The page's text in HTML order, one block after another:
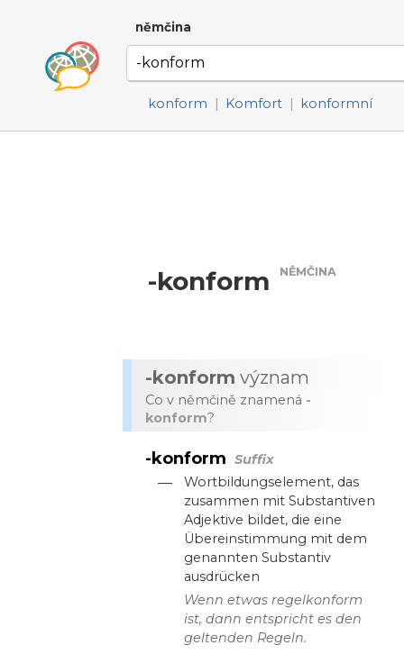
němčina
konform | Komfort | konformní
-konform NĚMČINA
-konform význam
Co v němčině znamená -
konform?
-konform Suffix
—
Wortbildungselement, das
zusammen mit Substantiven
Adjektive bildet, die eine
Übereinstimmung mit dem
genannten Substantiv
ausdrücken
Wenn etwas regelkonform
ist, dann entspricht es den
geltenden Regeln.